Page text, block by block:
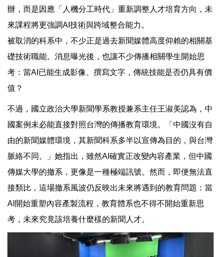
辦，而是因應「人機分工時代」重新調整人才培育方向，未
來課程將更強調AI技術與跨域整合能力。
被取消的科系中，不少正是過去新聞媒體高度仰賴的相關基
礎技術職能。消息曝光後，也讓不少傳播相關學生開始思
考：當AI已能生成影像、撰寫文字，傳統技能是否仍具有價
值？
不過，國立政治大學新聞學系教授兼系主任王淑美認為，中
國案例未必能直接對照台灣的傳播教育環境。「中國沒有自
由的新聞媒體環境，其新聞科系多半以宣傳為目的，與台灣
脈絡不同。」她指出，雖然AI確實正改變內容產業，但中國
傳媒大學的撤系，更像是一種極端訊號。然而，即便無法直
接類比，這場撤系風波仍反映出未來將遇到的教育問題：當
AI開始重塑內容產製流程，教育體系也不得不開始重新思
考，未來究竟該培養什麼樣的新聞人才。